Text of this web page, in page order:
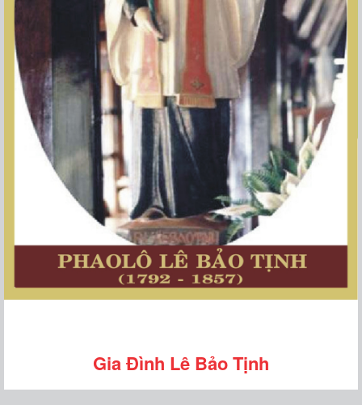
Gia Đình Lê Bảo Tịnh